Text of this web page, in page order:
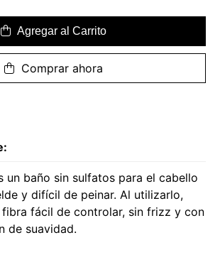
Agregar al Carrito
Comprar ahora
un baño sin sulfatos para el cabello
y difícil de peinar. Al utilizarlo,
fácil de controlar, sin frizz y con
de suavidad.